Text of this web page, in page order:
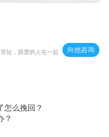
短，跟爱的人在一起
向他咨询
怎么挽回？
？